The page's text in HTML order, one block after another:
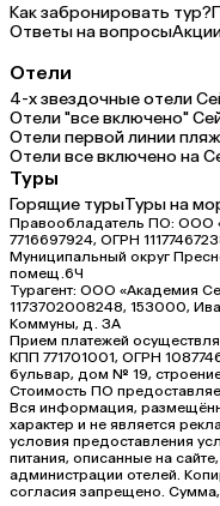
Как забронировать тур?
Ответы на вопросы
Отели
4-х звездочные отели
Отели "все включено"
Отели первой линии
Отели все включено на
Туры
Горящие турыТуры на
Правообладатель ПО: ООО
7716697924, ОГРН
Муниципальный округ
помещ.6Ч
Турагент: ООО «Академия
1173702008248, 153000,
Коммуны, д. ЗА
Прием платежей
КПП 771701001, ОГРН
бульвар, дом № 19,
Стоимость ПО
Вся информация,
характер и не является
условия предоставления
питания, описанные на
администрации отелей.
согласия запрещено.